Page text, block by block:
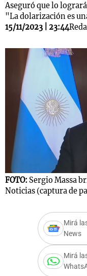
Aseguró que lo
"La dolarización es
15/11/2023 | 23:44
FOTO: Sergio Massa
Noticias (captura de
Mirá
News
Mirá
Mundial